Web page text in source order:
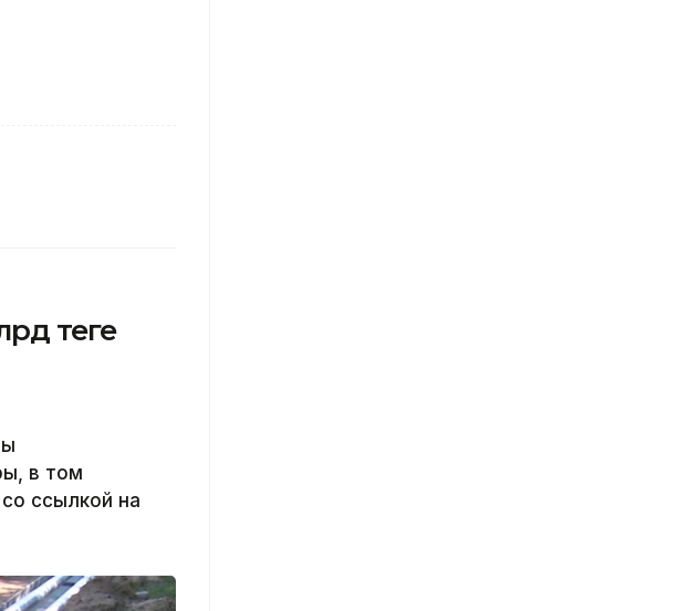
теңге
в том
ссылкой на